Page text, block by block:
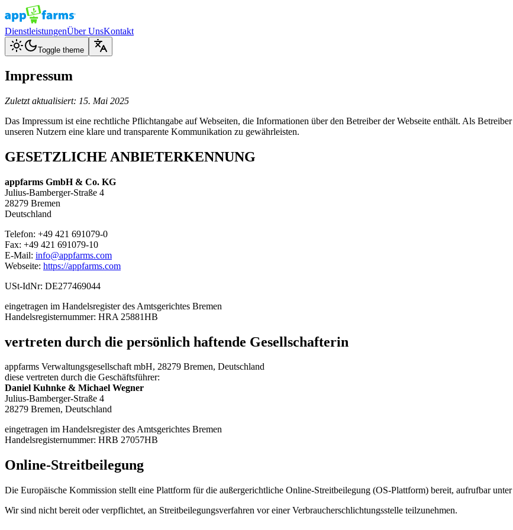
DienstleistungenÜber UnsKontakt
Toggle theme
Impressum
Zuletzt aktualisiert: 15. Mai 2025
Das Impressum ist eine rechtliche Pflichtangabe auf Webseiten, die Informationen über den Betreiber der Webseite enthält. Als
unseren Nutzern eine klare und transparente Kommunikation zu gewährleisten.
GESETZLICHE ANBIETERKENNUNG
appfarms GmbH & Co. KG
Julius-Bamberger-Straße 4
28279 Bremen
Deutschland
Telefon: +49 421 691079-0
Fax: +49 421 691079-10
E-Mail: info@appfarms.com
Webseite: https://appfarms.com
USt-IdNr: DE277469044
eingetragen im Handelsregister des Amtsgerichtes Bremen
Handelsregisternummer: HRA 25881HB
vertreten durch die persönlich haftende Gesellschafterin
appfarms Verwaltungsgesellschaft mbH, 28279 Bremen, Deutschland
diese vertreten durch die Geschäftsführer:
Daniel Kuhnke & Michael Wegner
Julius-Bamberger-Straße 4
28279 Bremen, Deutschland
eingetragen im Handelsregister desAmtsgerichtes Bremen
Handelsregisternummer: HRB 27057HB
Online-Streitbeilegung
Die Europäische Kommission stellt eine Plattform für die außergerichtliche Online-Streitbeilegung (OS-Plattform) bereit, aufrufbar unter
Wir sind nicht bereit oder verpflichtet, an Streitbeilegungsverfahren vor einer Verbraucherschlichtungsstelle teilzunehmen.